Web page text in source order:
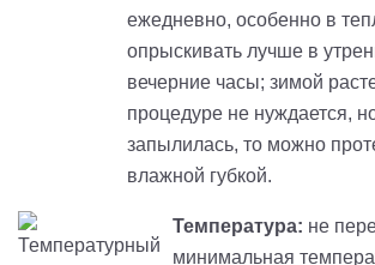
ежедневно, особенно в
опрыскивать лучше в
вечерние часы; зимой
процедуре не нуждается,
запылилась, то можно
влажной губкой.
Температура: не
минимальная